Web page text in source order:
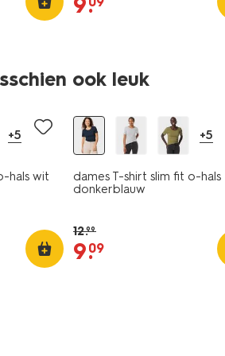
ook leuk
+5
hals wit
korting
+5
dames T-shirt slim fit o-hals
donkerblauw
12.99
9.
09